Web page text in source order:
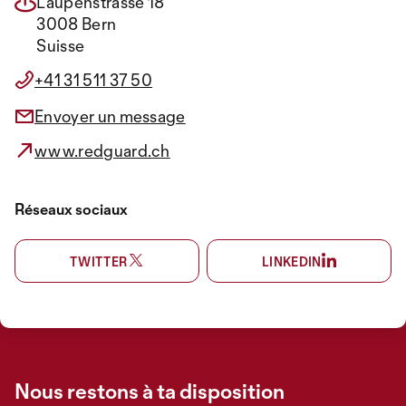
3008 Bern
Suisse
+41 31 511 37 50
Envoyer un message
www.redguard.ch
Réseaux sociaux
TWITTER LINKEDIN
Nous restons à ta disposition